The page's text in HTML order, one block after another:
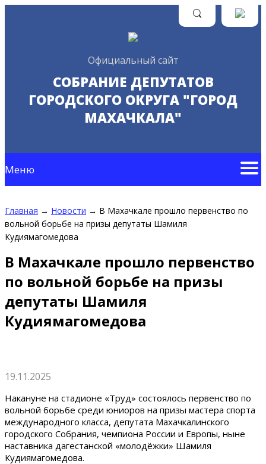
Официальный сайт
СОБРАНИЕ ДЕПУТАТОВ
ГОРОДСКОГО ОКРУГА "ГОРОД
МАХАЧКАЛА"
Меню
Главная → Новости → В Махачкале прошло первенство по
вольной борьбе на призы депутаты Шамиля
Кудиямагомедова
В Махачкале прошло первенство
по вольной борьбе на призы
депутаты Шамиля
Кудиямагомедова
19.11.2025
Накануне на стадионе «Труд» состоялось первенство по
вольной борьбе среди юниоров на призы мастера спорта
международного класса, депутата Махачкалинского
городского Собрания, чемпиона России и Европы, ныне
наставника дагестанской «молодёжки» Шамиля
Кудиямагомедова.